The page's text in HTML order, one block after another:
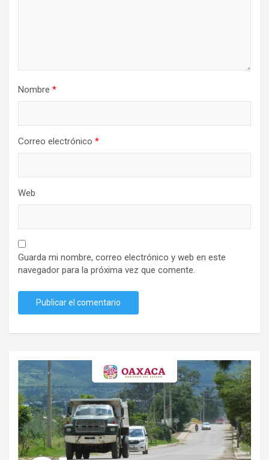
Nombre *
Correo electrónico *
Web
Guarda mi nombre, correo electrónico y web en este
navegador para la próxima vez que comente.